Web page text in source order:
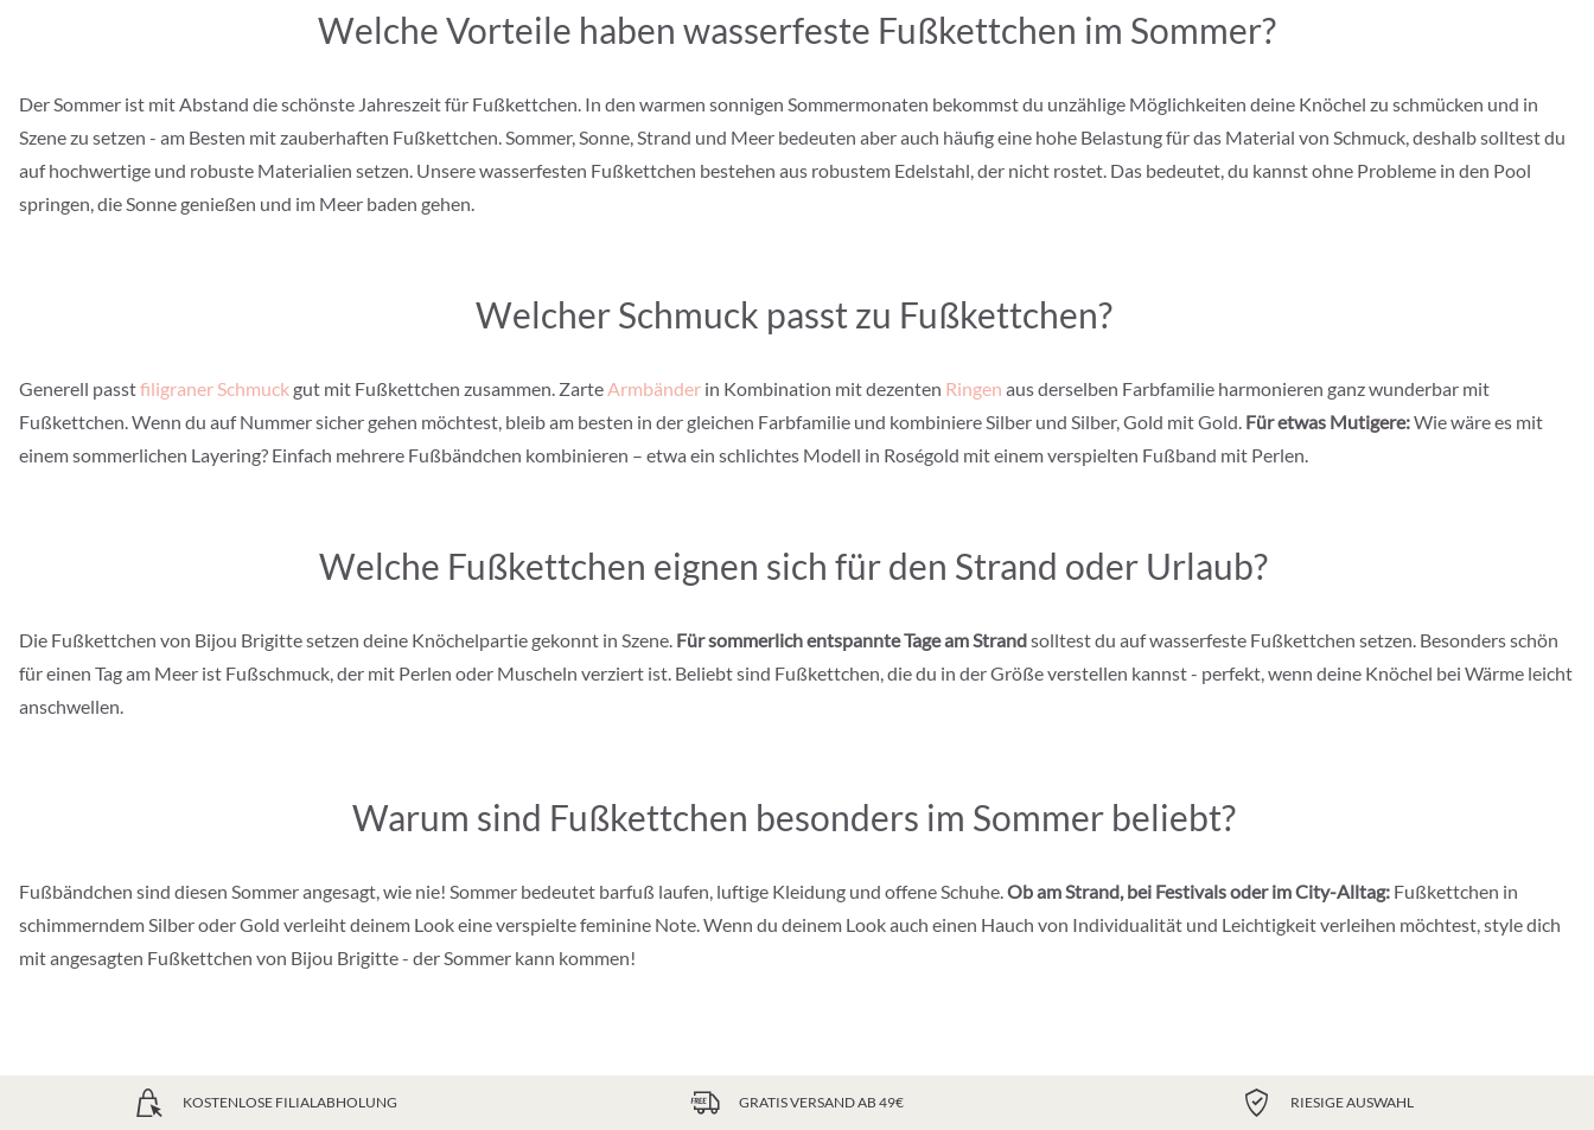
Welche Vorteile haben wasserfeste Fußkettchen im Sommer?
Der Sommer ist mit Abstand die schönste Jahreszeit für Fußkettchen. In den warmen sonnigen Sommermonaten bekommst du unzählige Möglichkeiten deine Knöchel zu schmücken und in
Szene zu setzen - am Besten mit zauberhaften Fußkettchen. Sommer, Sonne, Strand und Meer bedeuten aber auch häufig eine hohe Belastung für das Material von Schmuck, deshalb solltest du
auf hochwertige und robuste Materialien setzen. Unsere wasserfesten Fußkettchen bestehen aus robustem Edelstahl, der nicht rostet. Das bedeutet, du kannst ohne Probleme in den Pool
springen, die Sonne genießen und im Meer baden gehen.
Welcher Schmuck passt zu Fußkettchen?
Generell passtfiligraner Schmuck gut mit Fußkettchen zusammen. ZarteArmbänder in Kombination mit dezenten Ringen aus derselben Farbfamilie harmonieren ganz wunderbar mit
Fußkettchen. Wenn du auf Nummer sicher gehen möchtest, bleib am besten in der gleichen Farbfamilie und kombiniere Silber und Silber, Gold mit Gold. Für etwas Mutigere:Wie wäre es mit
einem sommerlichen Layering? Einfach mehrere Fußbändchen kombinieren – etwa ein schlichtes Modell in Roségold mit einem verspielten Fußband mit Perlen.
Welche Fußkettchen eignen sich für den Strand oder Urlaub?
Die Fußkettchen von Bijou Brigitte setzen deine Knöchelpartie gekonnt in Szene. Für sommerlich entspannte Tage am Strandsolltest du auf wasserfeste Fußkettchen setzen. Besonders schön
für einen Tag am Meer ist Fußschmuck, der mit Perlen oder Muscheln verziert ist. Beliebt sind Fußkettchen, die du in der Größe verstellen kannst - perfekt, wenn deine Knöchel bei Wärme leicht
anschwellen.
Warum sind Fußkettchen besonders im Sommer beliebt?
Fußbändchen sind diesen Sommer angesagt, wie nie! Sommer bedeutet barfuß laufen, luftige Kleidung und offene Schuhe.Ob am Strand, bei Festivals oder im City-Alltag: Fußkettchen in
schimmerndem Silber oder Gold verleiht deinem Look eine verspielte feminine Note. Wenn du deinem Look auch einen Hauch von Individualität und Leichtigkeit verleihen möchtest, style dich
mit angesagten Fußkettchen von Bijou Brigitte - der Sommer kann kommen!
KOSTENLOSE FILIALABHOLUNG GRATIS VERSAND AB 49€ RIESIGE AUSWAHL